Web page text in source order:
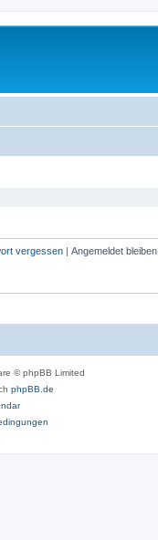
vergessen Angemeldet bleiben
© phpBB Limited
phpBB.de